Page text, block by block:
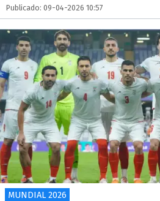
Publicado: 09-04-2026 10:57
MUNDIAL 2026